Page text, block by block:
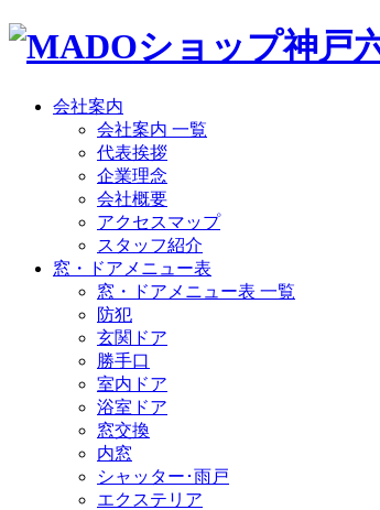
会社案内
会社案内 一覧
代表挨拶
企業理念
会社概要
アクセスマップ
スタッフ紹介
窓・ドアメニュー表
窓・ドアメニュー表 一覧
防犯
玄関ドア
勝手口
室内ドア
浴室ドア
窓交換
内窓
シャッター･雨戸
エクステリア